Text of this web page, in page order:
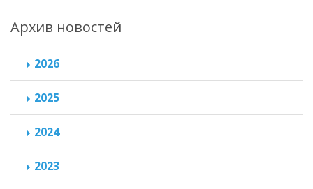
Архив новостей
2026
2025
2024
2023